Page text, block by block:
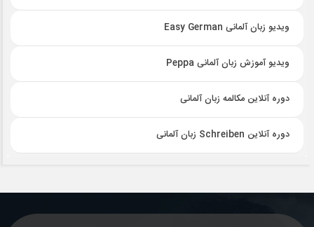
ویدیو زبان آلمانی Easy German
ویدیو آموزش زبان آلمانی Peppa
دوره آنلاین مکالمه زبان آلمانی
دوره آنلاین Schreiben زبان آلمانی